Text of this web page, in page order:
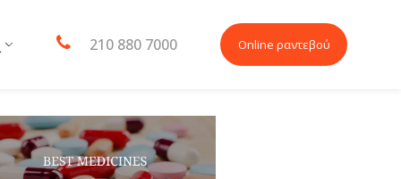
210 880 7000 Online ραντεβού